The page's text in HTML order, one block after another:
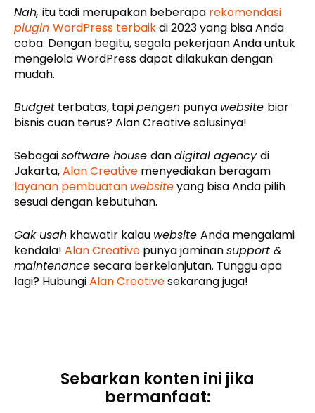
Nah, itu tadi merupakan beberapa rekomendasi
plugin WordPress terbaikdi 2023 yang bisa Anda
coba. Dengan begitu, segala pekerjaan Anda untuk
mengelola WordPress dapat dilakukan dengan
mudah.
Budget terbatas, tapipengen punya website biar
bisnis cuan terus? Alan Creative solusinya!
Sebagaisoftware house dandigital agencydi
Jakarta,Alan Creative menyediakan beragam
layanan pembuatan websiteyang bisa Anda pilih
sesuai dengan kebutuhan.
Gak usah khawatir kalau website Anda mengalami
kendala! Alan Creative punya jaminansupport &
maintenancesecara berkelanjutan. Tunggu apa
lagi? HubungiAlan Creativesekarang juga!
Sebarkan konten ini jika
bermanfaat: